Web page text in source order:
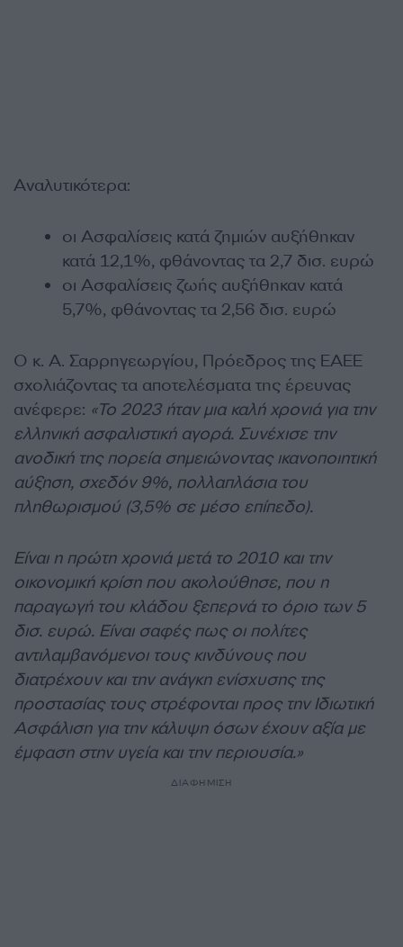
Αναλυτικότερα:
οι Ασφαλίσεις κατά ζημιών αυξήθηκαν
κατά 12,1%, φθάνοντας τα 2,7 δισ. ευρώ
οι Ασφαλίσεις ζωής αυξήθηκαν κατά
5,7%, φθάνοντας τα 2,56 δισ. ευρώ
Ο κ. Α. Σαρρηγεωργίου, Πρόεδρος της ΕΑΕΕ
σχολιάζοντας τα αποτελέσματα της έρευνας
ανέφερε: «To 2023 ήταν μια καλή χρονιά για την
ελληνική ασφαλιστική αγορά. Συνέχισε την
ανοδική της πορεία σημειώνοντας ικανοποιητική
αύξηση, σχεδόν 9%, πολλαπλάσια του
πληθωρισμού (3,5% σε μέσο επίπεδο).
Είναι η πρώτη χρονιά μετά το 2010 και την
οικονομική κρίση που ακολούθησε, που η
παραγωγή του κλάδου ξεπερνά το όριο των 5
δισ. ευρώ. Είναι σαφές πως οι πολίτες
αντιλαμβανόμενοι τους κινδύνους που
διατρέχουν και την ανάγκη ενίσχυσης της
προστασίας τους στρέφονται προς την Ιδιωτική
Ασφάλιση για την κάλυψη όσων έχουν αξία με
έμφαση στην υγεία και την περιουσία.»
ΔΙΑΦΗΜΙΣΗ